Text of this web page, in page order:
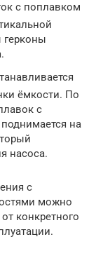
с поплавком
герконы
ёмкости. По
с
на
насоса.
с
можно
конкретного